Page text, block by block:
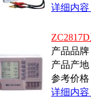
详细内容
产品品
产品产
参考价
详细内容